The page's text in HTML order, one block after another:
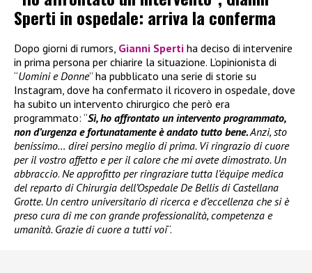
Sperti in ospedale: arriva la conferma
Dopo giorni di rumors, Gianni Sperti ha deciso di intervenire
in prima persona per chiarire la situazione. L’opinionista di
“Uomini e Donne” ha pubblicato una serie di storie su
Instagram, dove ha confermato il ricovero in ospedale, dove
ha subito un intervento chirurgico che però era
programmato: “Sì, ho affrontato un intervento programmato,
non d’urgenza e fortunatamente è andato tutto bene.Anzi, sto
benissimo… direi persino meglio di prima. Vi ringrazio di cuore
per il vostro affetto e per il calore che mi avete dimostrato. Un
abbraccio. Ne approfitto per ringraziare tutta l’équipe medica
del reparto di Chirurgia dell’Ospedale De Bellis di Castellana
Grotte. Un centro universitario di ricerca e d’eccellenza che si è
preso cura di me con grande professionalità, competenza e
umanità. Grazie di cuore a tutti voi“.